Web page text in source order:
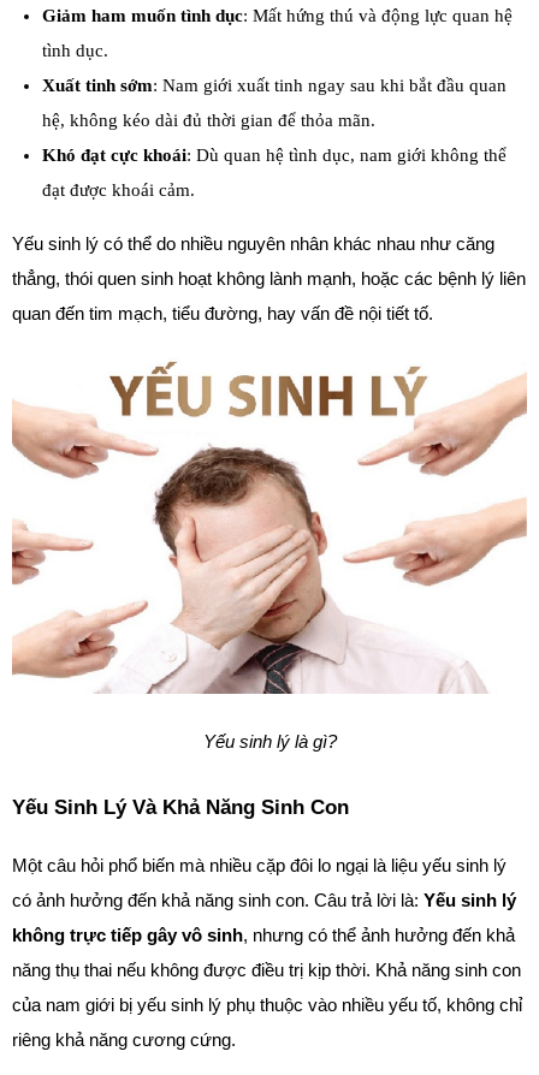
Giảm ham muốn tình dục: Mất hứng thú và động lực quan hệ
tình dục.
Xuất tinh sớm: Nam giới xuất tinh ngay sau khi bắt đầu quan
hệ, không kéo dài đủ thời gian để thỏa mãn.
Khó đạt cực khoái: Dù quan hệ tình dục, nam giới không thể
đạt được khoái cảm.
Yếu sinh lý có thể do nhiều nguyên nhân khác nhau như căng
thẳng, thói quen sinh hoạt không lành mạnh, hoặc các bệnh lý liên
quan đến tim mạch, tiểu đường, hay vấn đề nội tiết tố.
Yếu sinh lý là gì?
Yếu Sinh Lý Và Khả Năng Sinh Con
Một câu hỏi phổ biến mà nhiều cặp đôi lo ngại là liệu yếu sinh lý
có ảnh hưởng đến khả năng sinh con. Câu trả lời là: Yếu sinh lý
không trực tiếp gây vô sinh, nhưng có thể ảnh hưởng đến khả
năng thụ thai nếu không được điều trị kịp thời. Khả năng sinh con
của nam giới bị yếu sinh lý phụ thuộc vào nhiều yếu tố, không chỉ
riêng khả năng cương cứng.